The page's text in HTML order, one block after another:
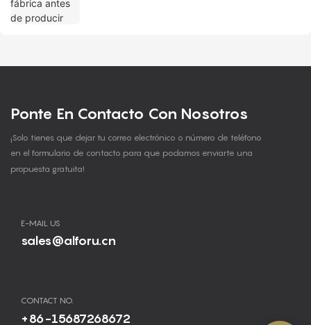
Ponte En Contacto Con Nosotros
¡Solo tienes que dejar tu correo electrónico o número de teléfono
en el formulario de contacto para que podamos enviarte una
propuesta gratuita!
E-MAIL US
sales@alforu.cn
CONTACT NO.
+86-15687268672